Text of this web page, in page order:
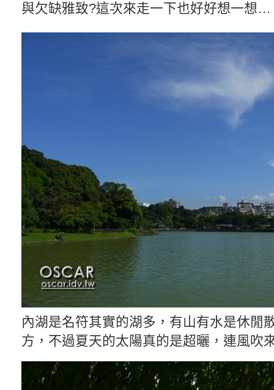
與欠缺雅致?這次來走一下也好好想一想…
內湖是名符其實的湖多，有山有水是休閒
方，不過夏天的太陽真的是超曬，連風吹